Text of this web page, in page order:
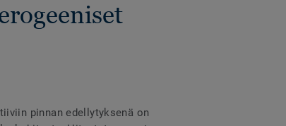
pinnan edellytyksenä on